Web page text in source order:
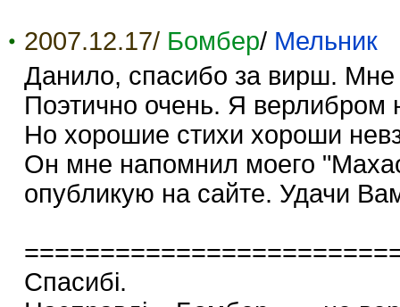
2007.12.17/ Бомбер/ Мельник
Данило, спасибо за вирш. Мне
Поэтично очень. Я верлибром
Но хорошие стихи хороши
Он мне напомнил моего
опубликую на сайте. Удачи
Спасибі.